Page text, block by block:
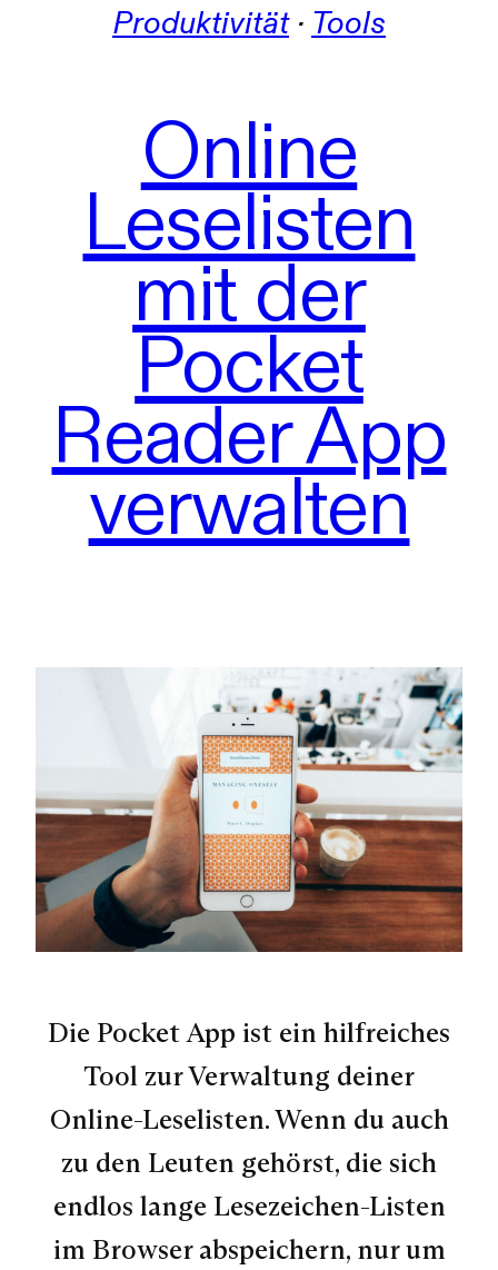
Produktivität · Tools
Online
Leselisten
mit der
Pocket
Reader App
verwalten
Die Pocket App ist ein hilfreiches
Tool zur Verwaltung deiner
Online-Leselisten. Wenn du auch
zu den Leuten gehörst, die sich
endlos lange Lesezeichen-Listen
im Browser abspeichern, nur um